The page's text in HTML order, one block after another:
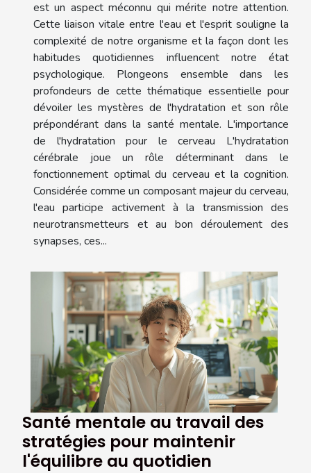
est un aspect méconnu qui mérite notre attention.
Cette liaison vitale entre l'eau et l'esprit souligne la
complexité de notre organisme et la façon dont les
habitudes quotidiennes influencent notre état
psychologique. Plongeons ensemble dans les
profondeurs de cette thématique essentielle pour
dévoiler les mystères de l'hydratation et son rôle
prépondérant dans la santé mentale. L'importance
de l'hydratation pour le cerveau L'hydratation
cérébrale joue un rôle déterminant dans le
fonctionnement optimal du cerveau et la cognition.
Considérée comme un composant majeur du cerveau,
l'eau participe activement à la transmission des
neurotransmetteurs et au bon déroulement des
synapses, ces...
Santé mentale au travail des
stratégies pour maintenir
l'équilibre au quotidien